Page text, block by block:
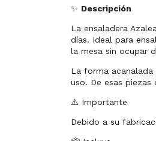
✨ Descripción
La ensaladera
días. Ideal para
la mesa sin ocupar
La forma
uso. De esas piezas
⚠️ Importante
Debido a su